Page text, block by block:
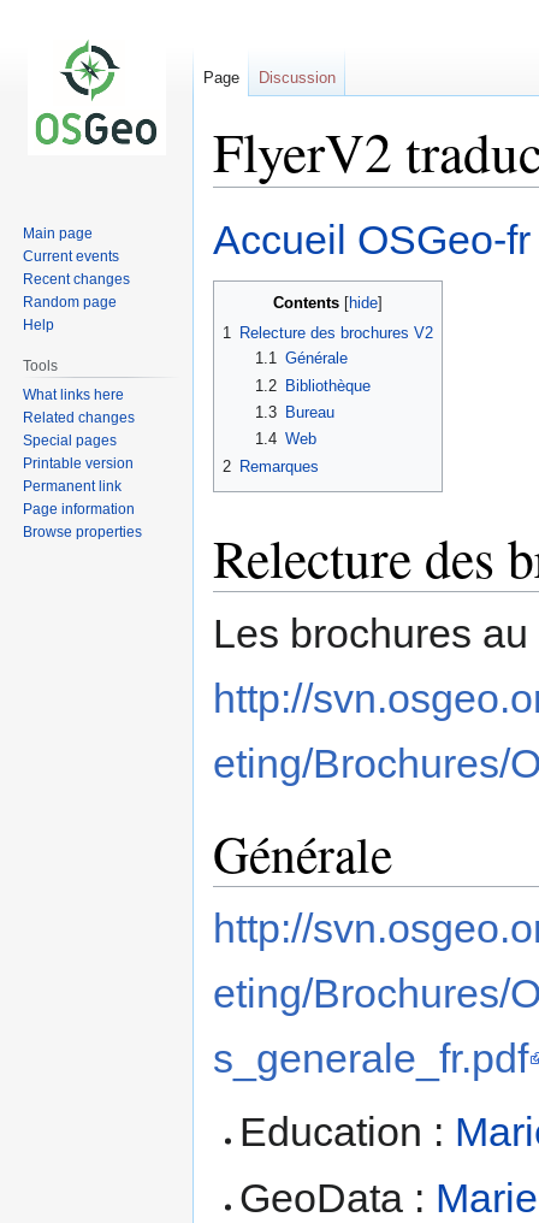
FlyerV2
to
to
Accueil OSGeo-fr
Contents
1 Relecture des brochures V2
1.1 Générale
1.2
Bibliothèque
1.3
Bureau
1.4 Web
2 Remarques
Relecture des
Les brochures
http://
eting/Brochures/
Générale
http://
eting/Brochures/
s_generale_fr.pdf
Education :
GeoData :
Page Discussion
Main page
Current events
Recent changes
Random page
Help
Tools
What links here
Related changes
Special pages
Printable version
Permanent link
Page information
Browse properties